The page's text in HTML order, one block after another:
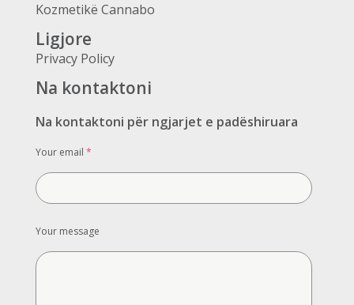
Kozmetikë Cannabo
Ligjore
Privacy Policy
Na kontaktoni
Na kontaktoni për ngjarjet e padëshiruara
Your email *
Your message